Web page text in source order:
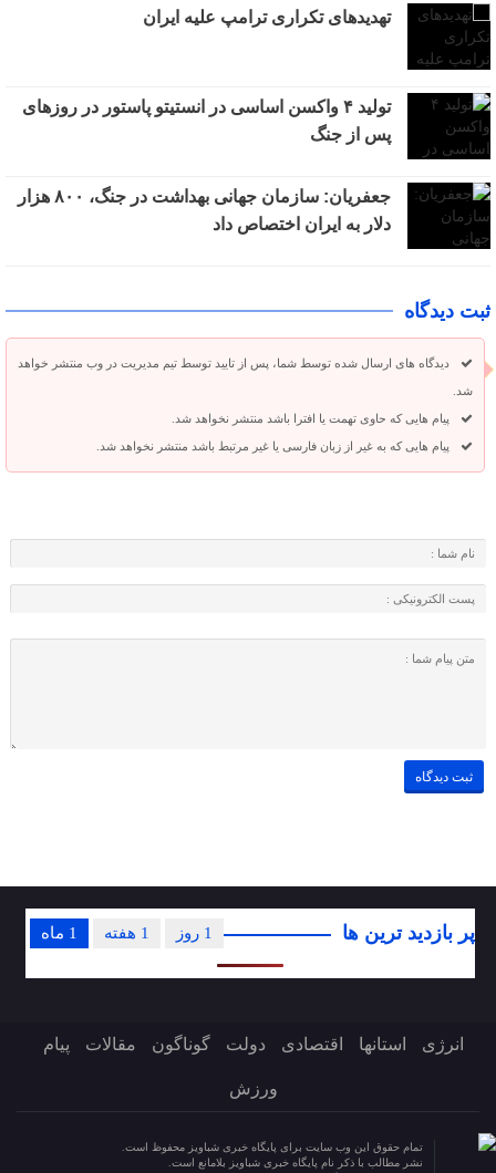
تهدیدهای تکراری ترامپ علیه ایران
تولید ۴ واکسن اساسی در انستیتو پاستور در روزهای
پس از جنگ
جعفریان: سازمان جهانی بهداشت در جنگ، ۸۰۰ هزار
دلار به ایران اختصاص داد
ثبت دیدگاه
دیدگاه های ارسال شده توسط شما، پس از تایید توسط تیم مدیریت در وب منتشر خواهد
شد.
پیام هایی که حاوی تهمت یا افترا باشد منتشر نخواهد شد.
پیام هایی که به غیر از زبان فارسی یا غیر مرتبط باشد منتشر نخواهد شد.
پر بازدید ترین ها 1 ماه 1 هفته 1 روز
انرژی استانها اقتصادی دولت گوناگون مقالات پیام
ورزش
تمام حقوق این وب سایت برای پایگاه خبری شباویز محفوظ است.
نشر مطالب با ذکر نام پایگاه خبری شباویز بلامانع است.